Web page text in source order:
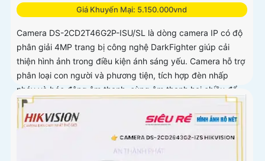
Giá Khuyến Mại: 5.150.000vnd
Camera DS-2CD2T46G2P-ISU/SL là dòng camera IP có độ
phân giải 4MP trang bị công nghệ DarkFighter giúp cải
thiện hình ảnh trong điều kiện ánh sáng yếu. Camera hỗ trợ
phân loại con người và phương tiện, tích hợp đèn nhấp
nháy và báo động âm thanh, cùng âm thanh hai chiều để
giao tiếp từ xa